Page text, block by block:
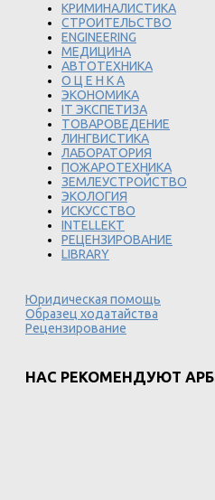
КРИМИНАЛИСТИКА
СТРОИТЕЛЬСТВО
ENGINEERING
МЕДИЦИНА
АВТОТЕХНИКА
О Ц Е Н К А
ЭКОНОМИКА
IT ЭКСПЕТИЗА
ТОВАРОВЕДЕНИЕ
ЛИНГВИСТИКА
ЛАБОРАТОРИЯ
ПОЖАРОТЕХНИКА
ЗЕМЛЕУСТРОЙСТВО
ЭКОЛОГИЯ
ИСКУССТВО
INTELLEKT
РЕЦЕНЗИРОВАНИЕ
LIBRARY
Юридическая помощь
Образец ходатайства
Рецензирование
НАС РЕКОМЕНДУЮТ